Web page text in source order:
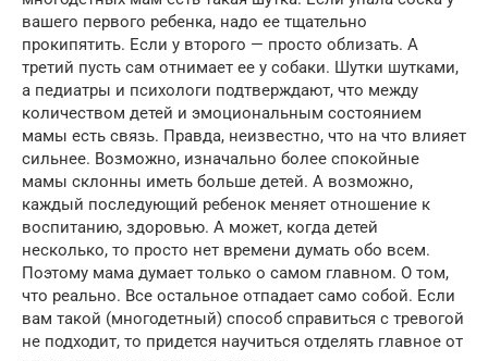
вашего первого ребенка, надо ее тщательно
прокипятить. Если у второго — просто облизать. А
третий пусть сам отнимает ее у собаки. Шутки шутками,
а педиатры и психологи подтверждают, что между
количеством детей и эмоциональным состоянием
мамы есть связь. Правда, неизвестно, что на что влияет
сильнее. Возможно, изначально более спокойные
мамы склонны иметь больше детей. А возможно,
каждый последующий ребенок меняет отношение к
воспитанию, здоровью. А может, когда детей
несколько, то просто нет времени думать обо всем.
Поэтому мама думает только о самом главном. О том,
что реально. Все остальное отпадает само собой. Если
вам такой (многодетный) способ справиться с тревогой
не подходит, то придется научиться отделять главное от